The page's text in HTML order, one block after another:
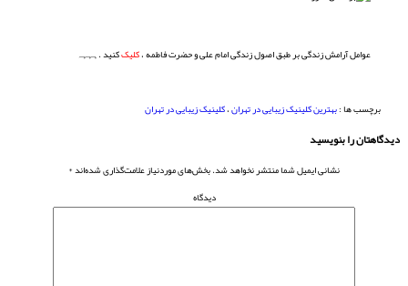
عوامل آرامش زندگی بر طبق اصول زندگی امام علی و حضرت فاطمه ،کلیککنید .ہہہہ
برچسب ها :بهترین کلینیک زیبایی در تهران،کلینیک زیبایی در تهران
دیدگاهتان را بنویسید
نشانی ایمیل شما منتشر نخواهد شد.بخش‌های موردنیاز علامت‌گذاری شده‌اند*
دیدگاه